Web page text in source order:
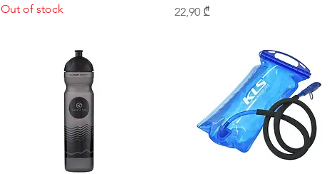
Out of stock
Price
22,90 ₾